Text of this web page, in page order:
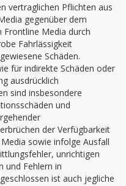
vertraglichen Pflichten aus
gegenüber dem
Frontline Media durch
Fahrlässigkeit
Schäden.
für indirekte Schäden oder
ausdrücklich
sind insbesondere
und
der Verfügbarkeit
sowie infolge Ausfall
unrichtigen
und Fehlern in
ist auch jegliche